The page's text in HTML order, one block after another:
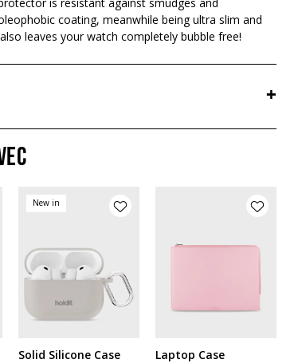
coating, meanwhile being ultra slim and
leaves your watch completely bubble free!
+
New in
Solid Silicone Case Laptop Case